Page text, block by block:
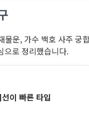
물운, 가수 백호 사주 궁
으로 정리했습니다.
이 빠른 타입